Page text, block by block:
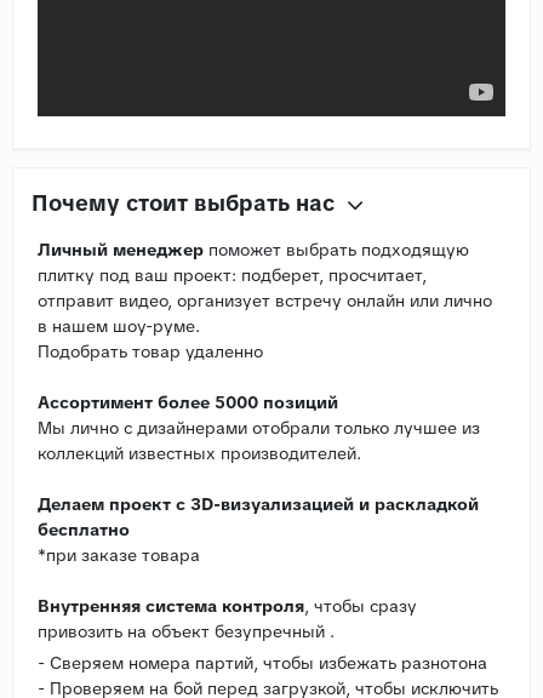
Почему стоит выбрать нас
Личный менеджер поможет выбрать подходящую
плитку под ваш проект: подберет, просчитает,
отправит видео, организует встречу онлайн или лично
в нашем шоу-руме.
Подобрать товар удаленно
Ассортимент более 5000 позиций
Мы лично с дизайнерами отобрали только лучшее из
коллекций известных производителей.
Делаем проект с 3D-визуализацией и раскладкой
бесплатно
*при заказе товара
Внутренняя система контроля, чтобы сразу
привозить на объект безупречный .
- Сверяем номера партий, чтобы избежать разнотона
- Проверяем на бой перед загрузкой, чтобы исключить